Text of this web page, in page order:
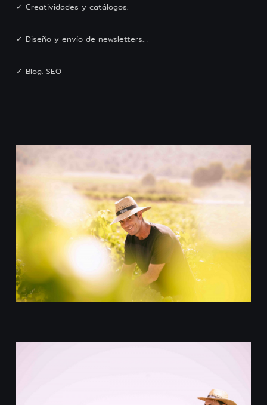
✓ Creatividades y catálogos.
✓ Diseño y envío de newsletters…
✓ Blog. SEO